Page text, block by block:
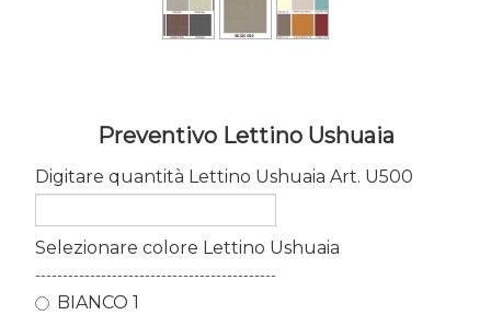
Preventivo Lettino Ushuaia
Digitare quantità Lettino Ushuaia Art. U500
Selezionare colore Lettino Ushuaia
--------------------------------------------
BIANCO 1